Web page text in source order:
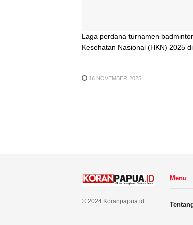
Laga perdana turnamen
Kesehatan Nasional (HKN) 2025
16 NOVEMBER 2025
© 2024 Koranpapua.id
Menu